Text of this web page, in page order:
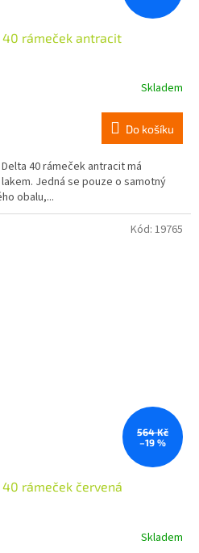
40 rámeček antracit
Skladem
Do košíku
40 rámeček antracit má
Jedná se pouze o samotný
obalu,...
564 Kč
–19 %
rámeček červená
Skladem
Kód: 19765